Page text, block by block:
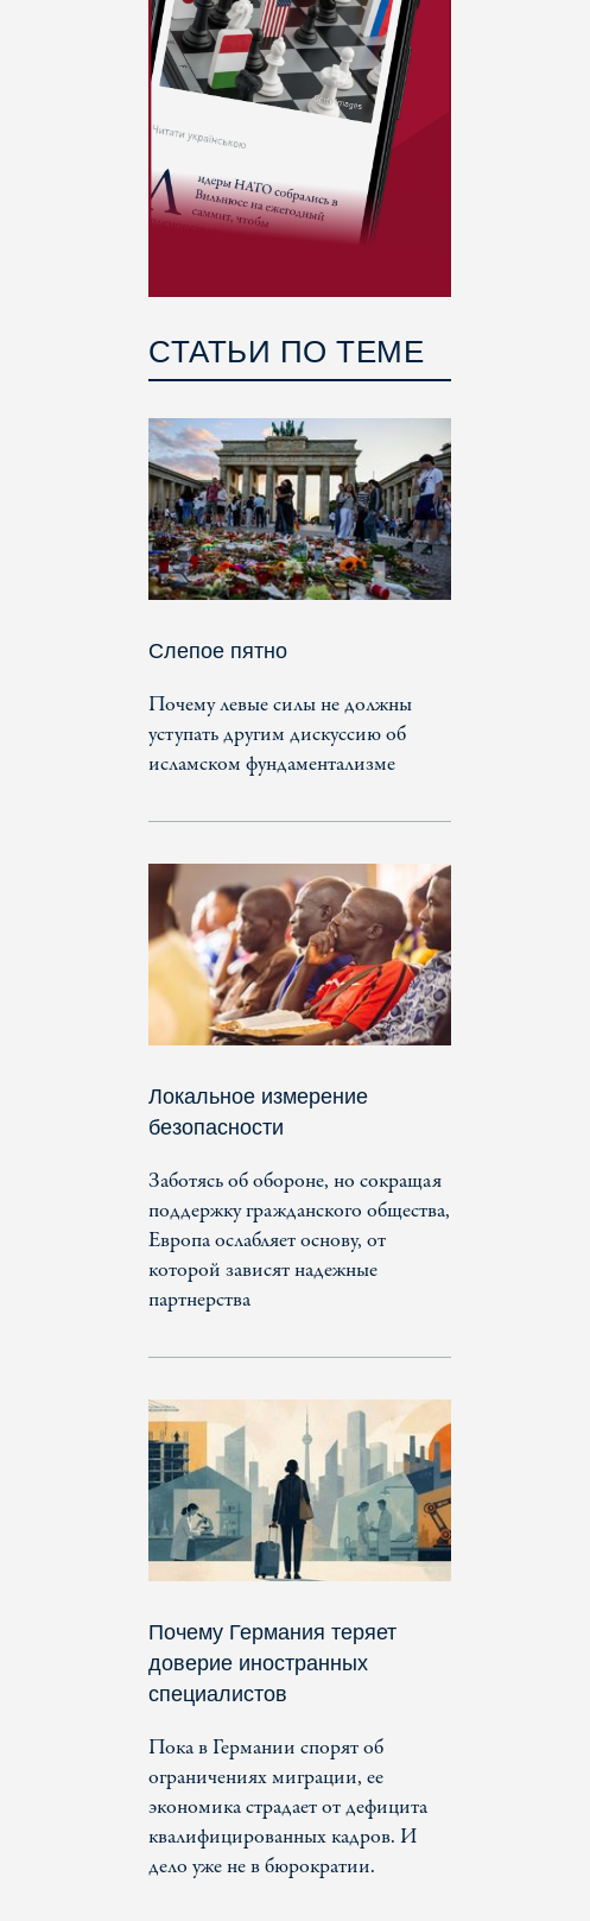
СТАТЬИ ПО ТЕМЕ
Слепое пятно
Почему левые силы не должны
уступать другим дискуссию об
исламском фундаментализме
Локальное измерение
безопасности
Заботясь об обороне, но сокращая
поддержку гражданского общества,
Европа ослабляет основу, от
которой зависят надежные
партнерства
Почему Германия теряет
доверие иностранных
специалистов
Пока в Германии спорят об
ограничениях миграции, ее
экономика страдает от дефицита
квалифицированных кадров. И
дело уже не в бюрократии.